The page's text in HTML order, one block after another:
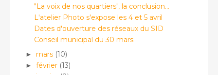
"La voix de nos quartiers", la conclusion...
L'atelier Photo s'expose les 4 et 5 avril
Dates d'ouverture des réseaux du SID
Conseil municipal du 30 mars
► mars (10)
► février (13)